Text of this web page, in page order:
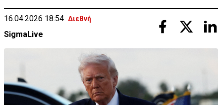
16.04.2026 18:54 Διεθνή
SigmaLive